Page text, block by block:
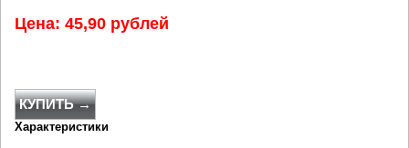
Цена: 45,90 рублей
КУПИТЬ →
Характеристики